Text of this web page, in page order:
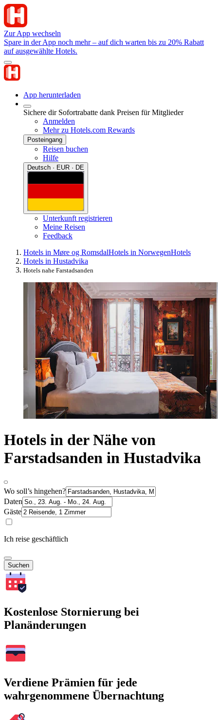
Zur App wechseln
Spare in der App noch mehr – auf dich warten bis zu 20% Rabatt
auf ausgewählte Hotels.
App herunterladen
Sichere dir Sofortrabatte dank Preisen für Mitglieder
Anmelden
Mehr zu Hotels.com Rewards
Posteingang
Reisen buchen
Hilfe
Deutsch · EUR · DE
Unterkunft registrieren
Meine Reisen
Feedback
Hotels in Møre og RomsdalHotels in NorwegenHotels
Hotels in Hustadvika
Hotels nahe Farstadsanden
Hotels in der Nähe von
Farstadsanden in Hustadvika
Wo soll’s hingehen?
Daten
Gäste
Ich reise geschäftlich
Suchen
Kostenlose Stornierung bei
Planänderungen
Verdiene Prämien für jede
wahrgenommene Übernachtung